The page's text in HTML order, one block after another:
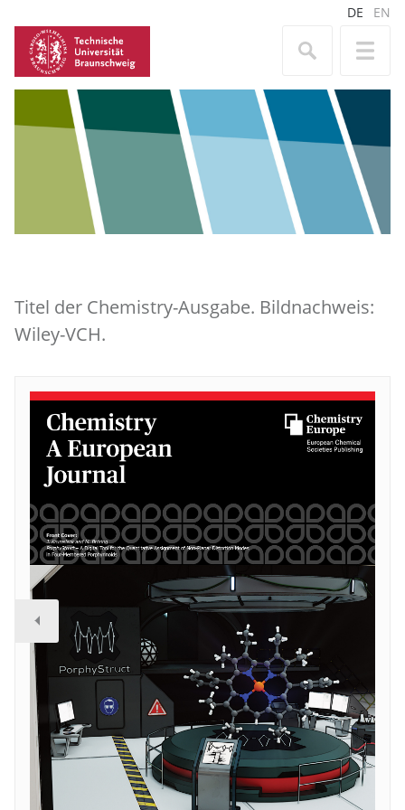
DE EN
Titel der Chemistry-Ausgabe. Bildnachweis:
Wiley-VCH.